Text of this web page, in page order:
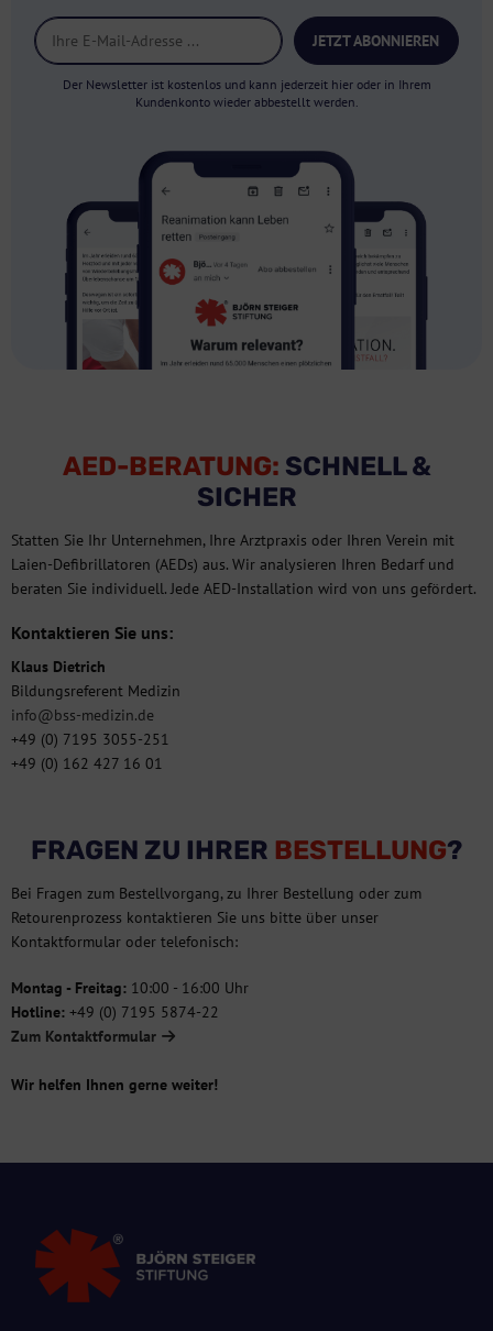
JETZT ABONNIEREN
Der Newsletter ist kostenlos und kann jederzeit hier oder in Ihrem
Kundenkonto wieder abbestellt werden.
AED-BERATUNG: SCHNELL &
SICHER
Statten Sie Ihr Unternehmen, Ihre Arztpraxis oder Ihren Verein mit
Laien-Defibrillatoren (AEDs) aus. Wir analysieren Ihren Bedarf und
beraten Sie individuell. Jede AED-Installation wird von uns gefördert.
Kontaktieren Sie uns:
Klaus Dietrich
Bildungsreferent Medizin
info@bss-medizin.de
+49 (0) 7195 3055-251
+49 (0) 162 427 16 01
FRAGEN ZU IHRER BESTELLUNG?
Bei Fragen zum Bestellvorgang, zu Ihrer Bestellung oder zum
Retourenprozess kontaktieren Sie uns bitte über unser
Kontaktformular oder telefonisch:
Montag - Freitag: 10:00 - 16:00 Uhr
Hotline: +49 (0) 7195 5874-22
Zum Kontaktformular
Wir helfen Ihnen gerne weiter!